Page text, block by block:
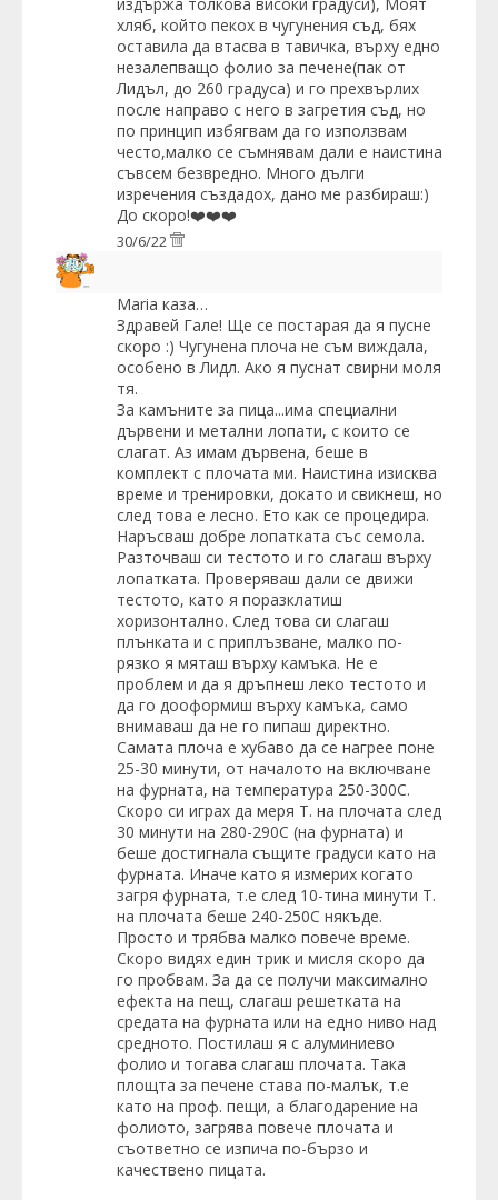
хляб, който пекох в чугунения съд, бях
оставила да втасва в тавичка, върху едно
незалепващо фолио за печене(пак от
Лидъл, до 260 градуса) и го прехвърлих
после направо с него в загретия съд, но
по принцип избягвам да го използвам
често,малко се съмнявам дали е наистина
съвсем безвредно. Много дълги
изречения създадох, дано ме разбираш:)
До скоро!❤️❤️❤️
30/6/22
Maria каза…
Здравей Гале! Ще се постарая да я пусне
скоро :) Чугунена плоча не съм виждала,
особено в Лидл. Ако я пуснат свирни моля
тя.
За камъните за пица...има специални
дървени и метални лопати, с които се
слагат. Аз имам дървена, беше в
комплект с плочата ми. Наистина изисква
време и тренировки, докато и свикнеш, но
след това е лесно. Ето как се процедира.
Наръсваш добре лопатката със семола.
Разточваш си тестото и го слагаш върху
лопатката. Проверяваш дали се движи
тестото, като я поразклатиш
хоризонтално. След това си слагаш
плънката и с приплъзване, малко по-
рязко я мяташ върху камъка. Не е
проблем и да я дръпнеш леко тестото и
да го дооформиш върху камъка, само
внимаваш да не го пипаш директно.
Самата плоча е хубаво да се нагрее поне
25-30 минути, от началото на включване
на фурната, на температура 250-300С.
Скоро си играх да меря Т. на плочата след
30 минути на 280-290С (на фурната) и
беше достигнала същите градуси като на
фурната. Иначе като я измерих когато
загря фурната, т.е след 10-тина минути Т.
на плочата беше 240-250С някъде.
Просто и трябва малко повече време.
Скоро видях един трик и мисля скоро да
го пробвам. За да се получи максимално
ефекта на пещ, слагаш решетката на
средата на фурната или на едно ниво над
средното. Постилаш я с алуминиево
фолио и тогава слагаш плочата. Така
площта за печене става по-малък, т.е
като на проф. пещи, а благодарение на
фолиото, загрява повече плочата и
съответно се изпича по-бързо и
качествено пицата.